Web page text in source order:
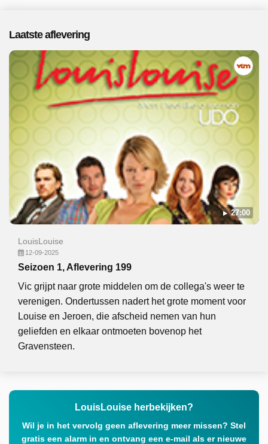
Laatste aflevering
27:00
LouisLouise
12-09-2025
Seizoen 1, Aflevering 199
Vic grijpt naar grote middelen om de collega's weer te
verenigen. Ondertussen nadert het grote moment voor
Louise en Jeroen, die afscheid nemen van hun
geliefden en elkaar ontmoeten bovenop het
Gravensteen.
LouisLouise herbekijken?
Wil je in het vervolg geen aflevering meer missen? Stel
gratis een alarm in en ontvang een e-mail als er nieuwe